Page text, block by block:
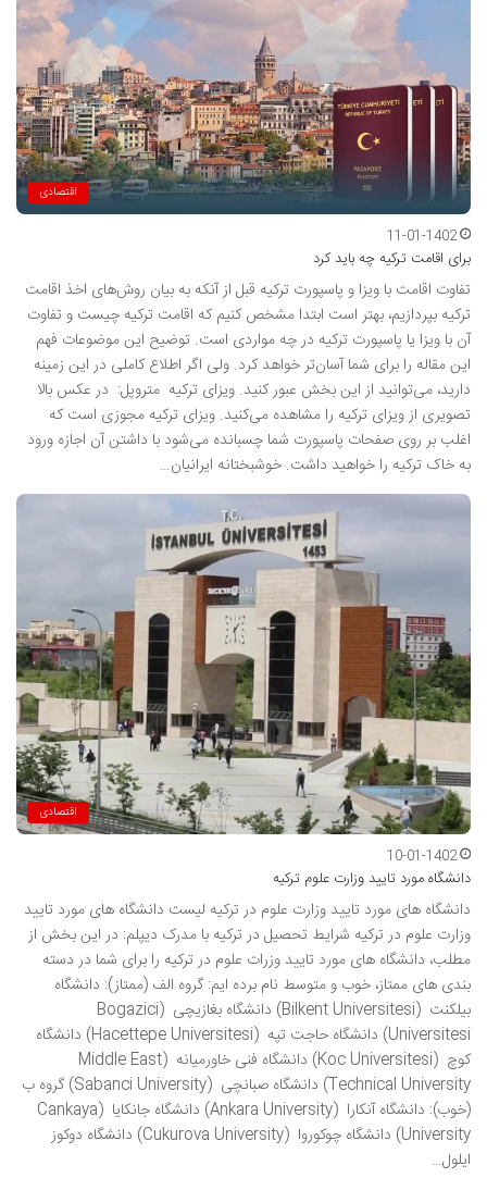
اقتصادی
11-01-1402
برای اقامت ترکیه چه باید کرد
تفاوت اقامت با ویزا و پاسپورت ترکیه قبل از آنکه به بیان روش‌های اخذ اقامت
ترکیه بپردازیم، بهتر است ابتدا مشخص کنیم که اقامت ترکیه چیست و تفاوت
آن با ویزا یا پاسپورت ترکیه در چه مواردی است. توضیح این موضوعات فهم
این مقاله را برای شما آسان‌تر خواهد کرد. ولی اگر اطلاع کاملی در این زمینه
دارید، می‌توانید از این بخش عبور کنید. ویزای ترکیه متروپل: در عکس بالا
تصویری از ویزای ترکیه را مشاهده می‌کنید. ویزای ترکیه مجوزی است که
اغلب بر روی صفحات پاسپورت شما چسبانده می‌شود با داشتن آن اجازه ورود
به خاک ترکیه را خواهید داشت. خوشبختانه ایرانیان…
اقتصادی
10-01-1402
دانشگاه مورد تایید وزارت علوم ترکیه
دانشگاه های مورد تایید وزارت علوم در ترکیه لیست دانشگاه های مورد تایید
وزارت علوم در ترکیه شرایط تحصیل در ترکیه با مدرک دیپلم: در این بخش از
مطلب، دانشگاه های مورد تایید وزرات علوم در ترکیه را برای شما در دسته
بندی های ممتاز، خوب و متوسط نام برده ایم: گروه الف (ممتاز): دانشگاه
بیلکنت (Bilkent Universitesi) دانشگاه بغازیچی (Bogazici
Universitesi) دانشگاه حاجت تپه (Hacettepe Universitesi) دانشگاه
کوچ (Koc Universitesi) دانشگاه فنی خاورمیانه (Middle East
Technical University) دانشگاه صبانچی (Sabanci University) گروه ب
(خوب): دانشگاه آنکارا (Ankara University) دانشگاه جانکایا (Cankaya
University) دانشگاه چوکوروا (Cukurova University) دانشگاه دوکوز
ایلول…